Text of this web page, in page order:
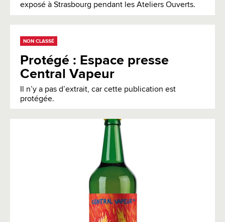
exposé à Strasbourg pendant les Ateliers Ouverts.
NON CLASSÉ
Protégé : Espace presse
Central Vapeur
Il n’y a pas d’extrait, car cette publication est
protégée.